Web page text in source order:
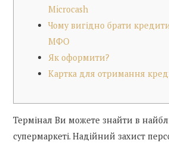
Microcash
Чому вигідно брати
МФО
Як оформити?
Картка для отримання
Термінал Ви можете знайти в
супермаркеті. Надійний захист